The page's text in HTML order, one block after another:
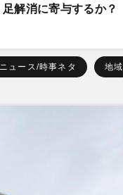
足解消に寄与するか？
ニュース/時事ネタ 地域